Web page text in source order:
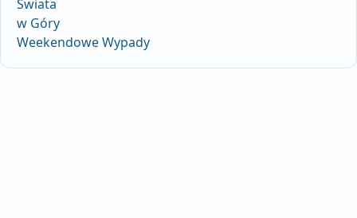
Świata
w Góry
Weekendowe Wypady